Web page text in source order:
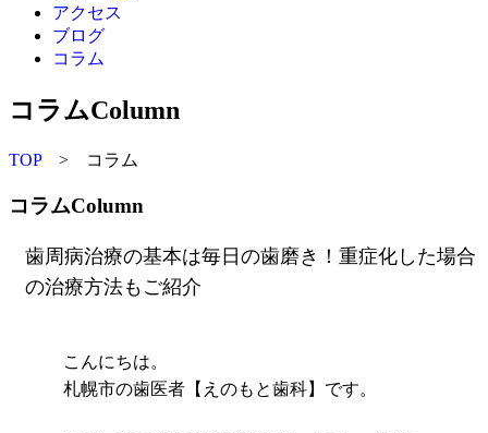
アクセス
ブログ
コラム
コラムColumn
TOP> コラム
コラムColumn
歯周病治療の基本は毎日の歯磨き！重症化した場合
の治療方法もご紹介
こんにちは。
札幌市の歯医者【えのもと歯科】です。